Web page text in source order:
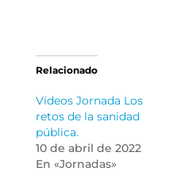
Relacionado
Vídeos Jornada Los
retos de la sanidad
pública.
10 de abril de 2022
En «Jornadas»